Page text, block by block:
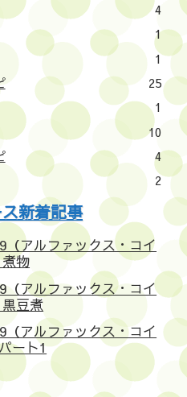
4
1
1
25
1
10
4
2
新着記事
アルファックス・コイ
物
アルファックス・コイ
豆煮
アルファックス・コイ
ート1